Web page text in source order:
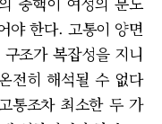
야 한다. 고통이 양면
조가 복잡성을 지니
전히 해석될 수 없다
통조차 최소한 두 가